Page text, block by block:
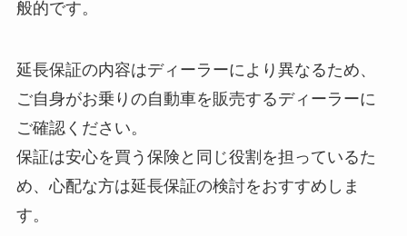
般的です。
延長保証の内容はディーラーにより異なるため、
ご自身がお乗りの自動車を販売するディーラーに
ご確認ください。
保証は安心を買う保険と同じ役割を担っているた
め、心配な方は延長保証の検討をおすすめしま
す。